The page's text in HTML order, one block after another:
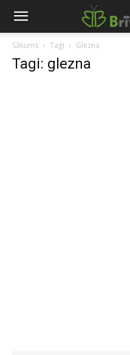
Sākums Tagi Glezna
Tagi: glezna